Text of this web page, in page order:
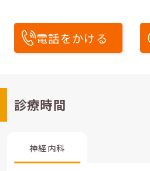
電話をかける
診療時間
神経内科